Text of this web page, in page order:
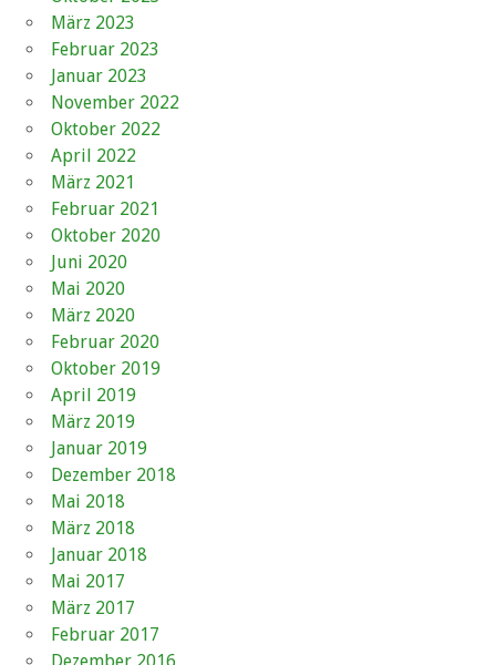
März 2023
Februar 2023
Januar 2023
November 2022
Oktober 2022
April 2022
März 2021
Februar 2021
Oktober 2020
Juni 2020
Mai 2020
März 2020
Februar 2020
Oktober 2019
April 2019
März 2019
Januar 2019
Dezember 2018
Mai 2018
März 2018
Januar 2018
Mai 2017
März 2017
Februar 2017
Dezember 2016